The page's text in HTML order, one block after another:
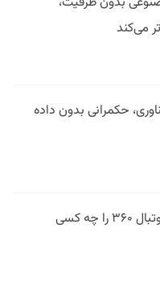
می‌کند
حکمرانی بدون داده
فیلتر در وقت اضافه؛ فوتبال ۳۶۰ را چه کسی